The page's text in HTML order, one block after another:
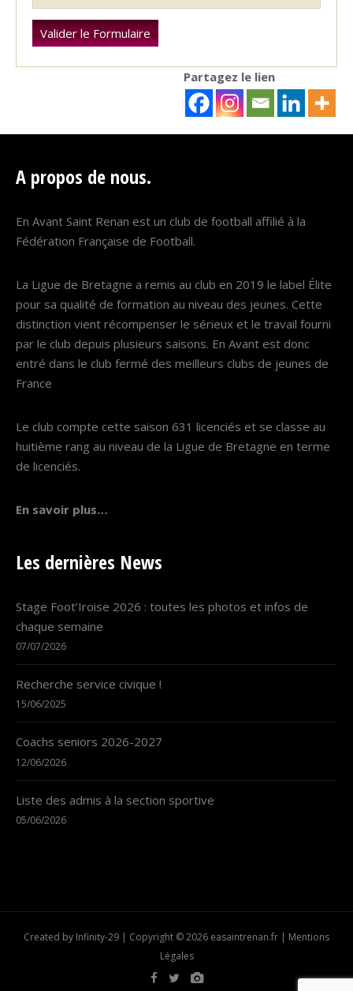
Partagez le lien
A propos de nous.
En Avant Saint Renan est un club de football affilié à la
Fédération Française de Football.
La Ligue de Bretagne a remis au club en 2019 le label Élite
pour sa qualité de formation au niveau des jeunes. Cette
distinction vient récompenser le sérieux et le travail fourni
par le club depuis plusieurs saisons. En Avant est donc
entré dans le club fermé des meilleurs clubs de jeunes de
France
Le club compte cette saison 631 licenciés et se classe au
huitième rang au niveau de la Ligue de Bretagne en terme
de licenciés.
En savoir plus…
Les dernières News
Stage Foot’Iroise 2026 : toutes les photos et infos de
chaque semaine
07/07/2026
Recherche service civique !
15/06/2025
Coachs seniors 2026-2027
12/06/2026
Liste des admis à la section sportive
05/06/2026
Created by Infinity-29 | Copyright © 2026 easaintrenan.fr | Mentions
Légales